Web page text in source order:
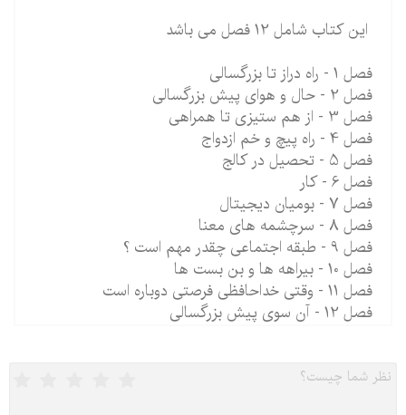
این کتاب شامل 12 فصل می باشد
فصل 1 - راه دراز تا بزرگسالی
فصل 2 - حال و هوای پیش بزرگسالی
فصل 3 - از هم ستیزی تا همراهی
فصل 4 - راه پیچ و خم ازدواج
فصل 5 - تحصیل در کالج
فصل 6 - کار
فصل 7 - بومیان دیجیتال
فصل 8 - سرچشمه های معنا
فصل 9 - طبقه اجتماعی چقدر مهم است ؟
فصل 10 - بیراهه ها و بن بست ها
فصل 11 - وقتی خداحافظی فرصتی دوباره است
فصل 12 - آن سوی پیش بزرگسالی